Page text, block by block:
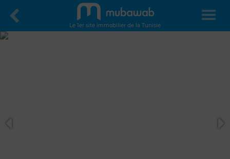
Le 1er site immobilier de la Tunisie